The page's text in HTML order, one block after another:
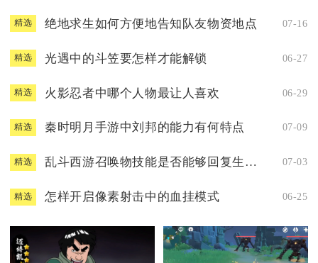
精选 绝地求生如何方便地告知队友物资地点 07-16
精选 光遇中的斗笠要怎样才能解锁 06-27
精选 火影忍者中哪个人物最让人喜欢 06-29
精选 秦时明月手游中刘邦的能力有何特点 07-09
精选 乱斗西游召唤物技能是否能够回复生命值 07-03
精选 怎样开启像素射击中的血挂模式 06-25